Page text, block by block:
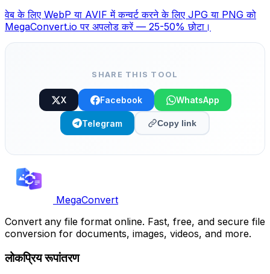
वेब के लिए WebP या AVIF में कन्वर्ट करने के लिए JPG या PNG को
MegaConvert.io पर अपलोड करें — 25-50% छोटा।
SHARE THIS TOOL
X Facebook WhatsApp
Telegram Copy link
MegaConvert
Convert any file format online. Fast, free, and secure file
conversion for documents, images, videos, and more.
लोकप्रिय रूपांतरण